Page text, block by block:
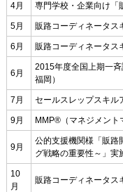
4月 専門学校・企業向け「
5月 販路コーディネータ
6月 販路コーディネータ
6月
2015年度全国上期一斉
福岡）
7月 セールスレップスキル
9月 MMP®（マネジメント
9月
公的支援機関様「販路
グ戦略の重要性～」
10
月
販路コーディネータ